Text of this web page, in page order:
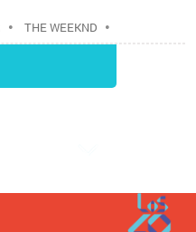
• THE WEEKND •
•
•